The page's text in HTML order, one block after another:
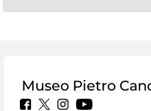
Museo Pietro